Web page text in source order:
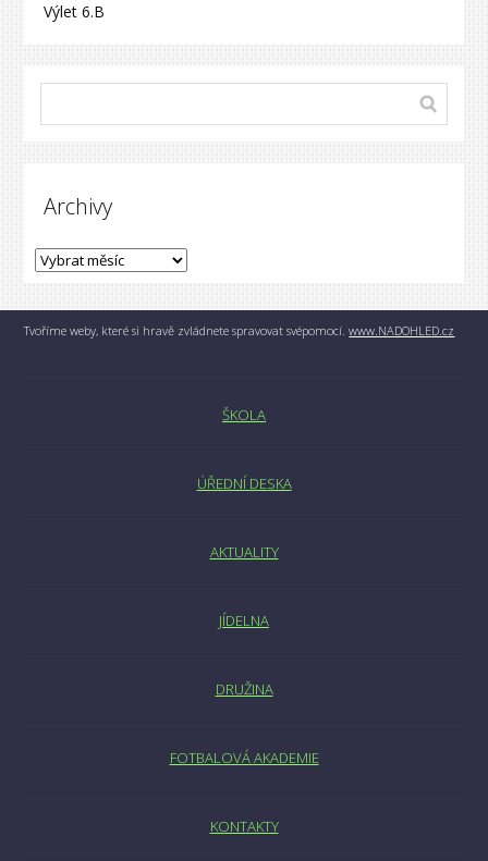
Výlet 6.B
Archivy
Tvoříme weby, které si hravě zvládnete spravovat svépomocí.www.NADOHLED.cz
ŠKOLA
ÚŘEDNÍ DESKA
AKTUALITY
JÍDELNA
DRUŽINA
FOTBALOVÁ AKADEMIE
KONTAKTY